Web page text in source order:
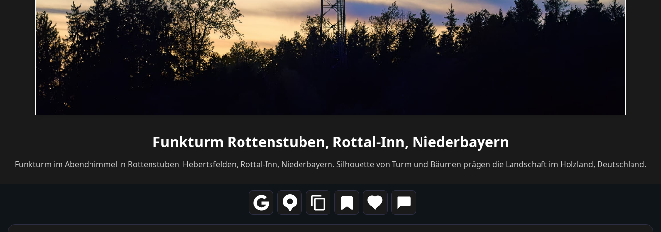
Funkturm Rottenstuben, Rottal-Inn, Niederbayern
Funkturm im Abendhimmel in Rottenstuben, Hebertsfelden, Rottal-Inn, Niederbayern. Silhouette von Turm und Bäumen prägen die Landschaft im Holzland, Deutschland.